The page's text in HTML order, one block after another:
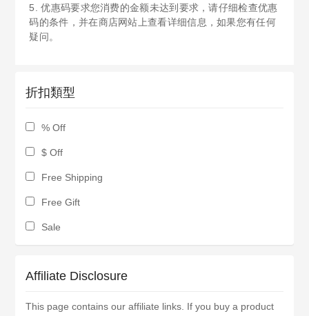
5. 优惠码要求您消费的金额未达到要求，请仔细检查优惠
码的条件，并在商店网站上查看详细信息，如果您有任何
疑问。
折扣類型
% Off
$ Off
Free Shipping
Free Gift
Sale
Affiliate Disclosure
This page contains our affiliate links. If you buy a product